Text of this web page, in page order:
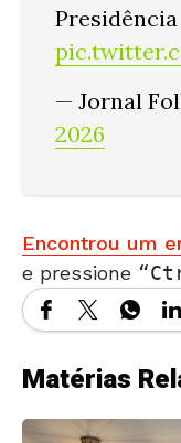
Presidência
— Jornal
2026
Encontrou um
e pressione
Matérias